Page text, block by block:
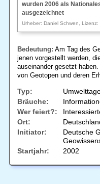
wurden 2006 als
ausgezeichnet
Urheber: Daniel Schwen, Lizenz:
Bedeutung: Am Tag des
jenen vorgestellt werden,
auseinander gesetzt
von Geotopen und deren
Typ:
Bräuche:
Wer feiert?:
Ort:
Initiator:
Deutsche
Startjahr:
2002